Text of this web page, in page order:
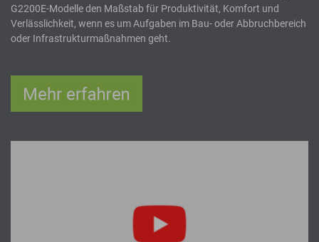
G2200E-Modelle den Maßstab für Produktivität, Komfort und
Verlässlichkeit, wenn es um Aufgaben im Bau- oder Abbruchbereich
oder Infrastrukturmaßnahmen geht.